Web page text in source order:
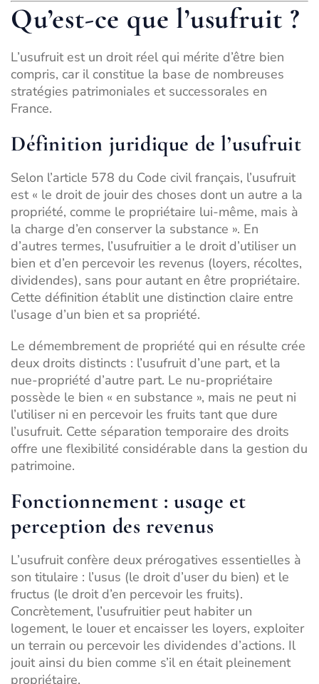
Qu’est-ce que l’usufruit ?
L’usufruit est un droit réel qui mérite d’être bien
compris, car il constitue la base de nombreuses
stratégies patrimoniales et successorales en
France.
Définition juridique de l’usufruit
Selon l’article 578 du Code civil français, l’usufruit
est « le droit de jouir des choses dont un autre a la
propriété, comme le propriétaire lui-même, mais à
la charge d’en conserver la substance ». En
d’autres termes, l’usufruitier a le droit d’utiliser un
bien et d’en percevoir les revenus (loyers, récoltes,
dividendes), sans pour autant en être propriétaire.
Cette définition établit une distinction claire entre
l’usage d’un bien et sa propriété.
Le démembrement de propriété qui en résulte crée
deux droits distincts : l’usufruit d’une part, et la
nue-propriété d’autre part. Le nu-propriétaire
possède le bien « en substance », mais ne peut ni
l’utiliser ni en percevoir les fruits tant que dure
l’usufruit. Cette séparation temporaire des droits
offre une flexibilité considérable dans la gestion du
patrimoine.
Fonctionnement : usage et
perception des revenus
L’usufruit confère deux prérogatives essentielles à
son titulaire : l’usus (le droit d’user du bien) et le
fructus (le droit d’en percevoir les fruits).
Concrètement, l’usufruitier peut habiter un
logement, le louer et encaisser les loyers, exploiter
un terrain ou percevoir les dividendes d’actions. Il
jouit ainsi du bien comme s’il en était pleinement
propriétaire.